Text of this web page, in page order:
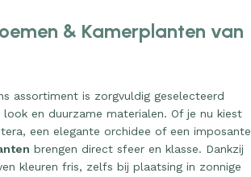
& Kamerplanten van
assortiment is zorgvuldig geselecteerd
en duurzame materialen. Of je nu kiest
een elegante orchidee of een imposante
brengen direct sfeer en klasse. Dankzij
kleuren fris, zelfs bij plaatsing in zonnige